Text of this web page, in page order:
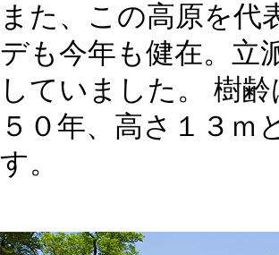
また、この高原を代
デも今年も健在。立
していました。 樹
５０年、高さ１３ｍ
す。